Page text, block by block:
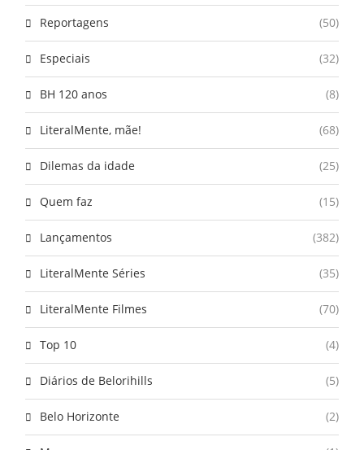
Reportagens (50)
Especiais (32)
BH 120 anos (8)
LiteralMente, mãe! (68)
Dilemas da idade (25)
Quem faz (15)
Lançamentos (382)
LiteralMente Séries (35)
LiteralMente Filmes (70)
Top 10 (4)
Diários de Belorihills (5)
Belo Horizonte (2)